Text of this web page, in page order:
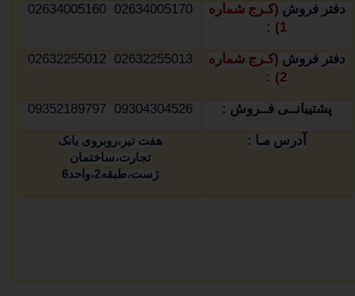
دفتر فروش (کـرج شماره
1) :
02634005170 02634005160
دفتر فروش (کـرج شماره
2) :
02632255013 02632255012
پشتیبانــی فــروش :
09304304526 09352189797
آدرس مـا :
هفت تیر،روبروی بانک
تجارت،ساختمان
ژست،طبقه2،واحد6